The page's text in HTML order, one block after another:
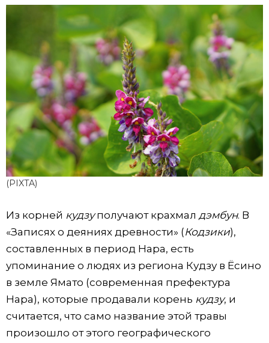
(PIXTA)
Из корней кудзуполучают крахмал дэмбун. В
«Записях о деяниях древности» (Кодзики),
составленных в период Нара, есть
упоминание о людях из региона Кудзу в Ёсино
в земле Ямато (современная префектура
Нара), которые продавали корень кудзу, и
считается, что само название этой травы
произошло от этого географического